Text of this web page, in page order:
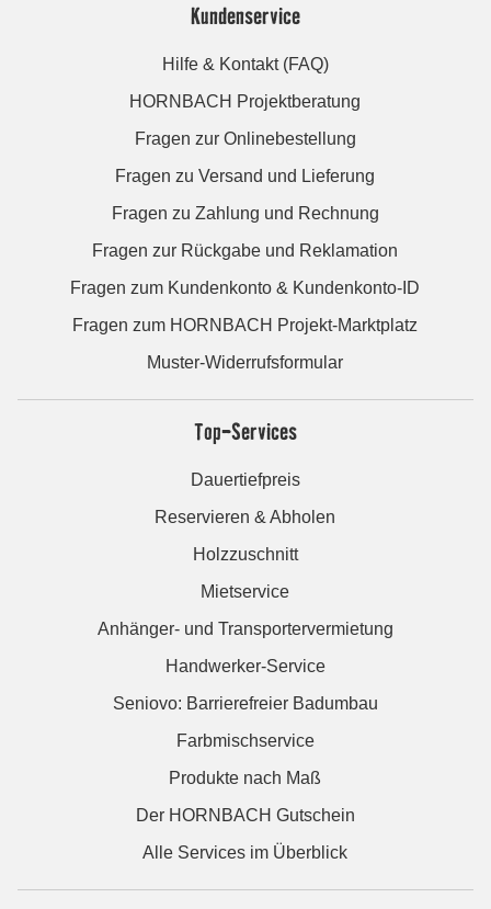
Kundenservice
Hilfe & Kontakt (FAQ)
HORNBACH Projektberatung
Fragen zur Onlinebestellung
Fragen zu Versand und Lieferung
Fragen zu Zahlung und Rechnung
Fragen zur Rückgabe und Reklamation
Fragen zum Kundenkonto & Kundenkonto-ID
Fragen zum HORNBACH Projekt-Marktplatz
Muster-Widerrufsformular
Top-Services
Dauertiefpreis
Reservieren & Abholen
Holzzuschnitt
Mietservice
Anhänger- und Transportervermietung
Handwerker-Service
Seniovo: Barrierefreier Badumbau
Farbmischservice
Produkte nach Maß
Der HORNBACH Gutschein
Alle Services im Überblick